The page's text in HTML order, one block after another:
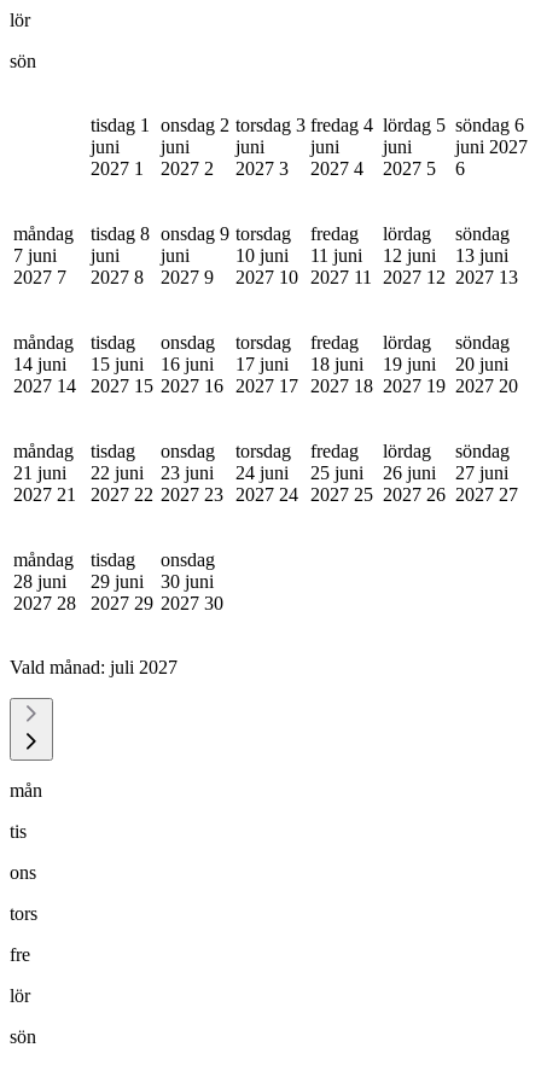
lör
sön
tisdag 1
juni
2027 1
onsdag 2
juni
2027 2
torsdag 3
juni
2027 3
fredag 4
juni
2027 4
lördag 5
juni
2027 5
söndag 6
juni 2027
6
måndag
7 juni
2027 7
tisdag 8
juni
2027 8
onsdag 9
juni
2027 9
torsdag
10 juni
2027 10
fredag
11 juni
2027 11
lördag
12 juni
2027 12
söndag
13 juni
2027 13
måndag
14 juni
2027 14
tisdag
15 juni
2027 15
onsdag
16 juni
2027 16
torsdag
17 juni
2027 17
fredag
18 juni
2027 18
lördag
19 juni
2027 19
söndag
20 juni
2027 20
måndag
21 juni
2027 21
tisdag
22 juni
2027 22
onsdag
23 juni
2027 23
torsdag
24 juni
2027 24
fredag
25 juni
2027 25
lördag
26 juni
2027 26
söndag
27 juni
2027 27
måndag
28 juni
2027 28
tisdag
29 juni
2027 29
onsdag
30 juni
2027 30
Vald månad: juli 2027
mån
tis
ons
tors
fre
lör
sön